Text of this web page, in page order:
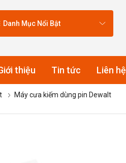
Danh Mục Nổi Bật
thiệu Tin tức Liên hệ
Máy cưa kiếm dùng pin Dewalt